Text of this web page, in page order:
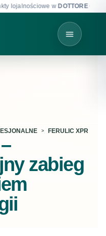
lojalnościowe w DOTTORE CLUB
FERULIC XPRESS
zabieg